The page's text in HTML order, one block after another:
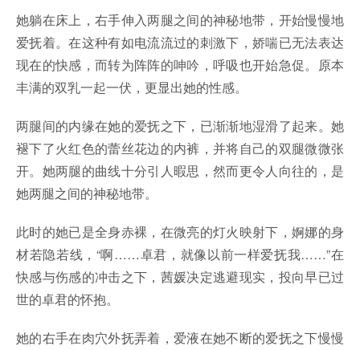
她躺在床上，右手伸入两腿之间的神秘地带，开始慢慢地
爱抚着。在这种有如电流流过的刺激下，娇喘已无法表达
现在的快感，而转为阵阵的呻吟，呼吸也开始急促。原本
丰满的双乳一起一伏，更显出她的性感。
两腿间的内缘在她的爱抚之下，已渐渐地湿滑了起来。她
褪下了火红色的蕾丝花边的内裤，并将自己的双腿微微张
开。她两腿的曲线十分引人暇思，然而更令人向往的，是
她两腿之间的神秘地带。
此时的她已是全身赤裸，在微亮的灯火映射下，婀娜的身
材若隐若线，“啊……卓君，就像以前一样爱抚我……”在
快感与伤感的冲击之下，茜媛决定逃避现实，投向早已过
世的卓君的怀抱。
她的右手在肉穴外抚弄着，爱液在她不断的爱抚之下慢慢